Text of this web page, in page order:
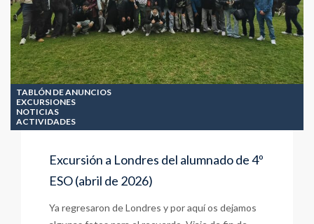
TABLÓN DE ANUNCIOS
EXCURSIONES
NOTICIAS
ACTIVIDADES
Excursión a Londres del alumnado de 4º
ESO (abril de 2026)
Ya regresaron de Londres y por aquí os dejamos